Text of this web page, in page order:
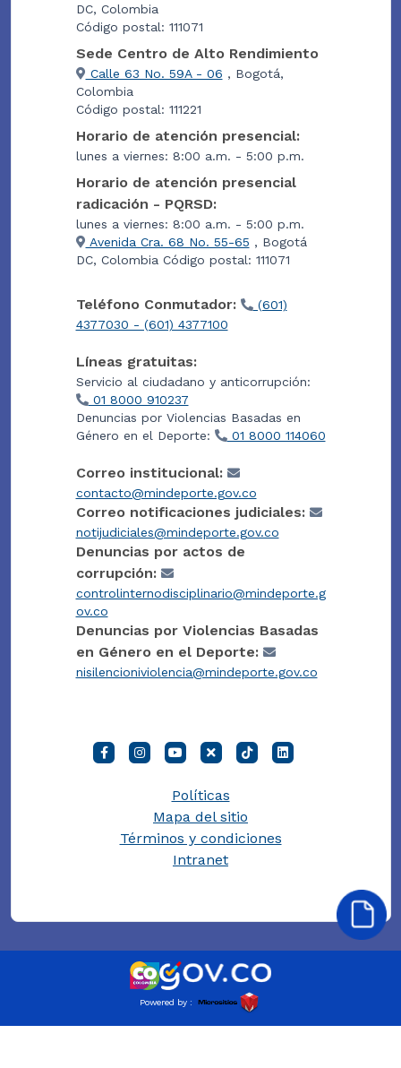
DC, Colombia
Código postal: 111071
Sede Centro de Alto Rendimiento
Calle 63 No. 59A - 06 , Bogotá,
Colombia
Código postal: 111221
Horario de atención presencial:
lunes a viernes: 8:00 a.m. - 5:00 p.m.
Horario de atención presencial
radicación - PQRSD:
lunes a viernes: 8:00 a.m. - 5:00 p.m.
Avenida Cra. 68 No. 55-65 , Bogotá
DC, Colombia Código postal: 111071
Teléfono Conmutador:
(601)
4377030 - (601) 4377100
Líneas gratuitas:
Servicio al ciudadano y anticorrupción:
01 8000 910237
Denuncias por Violencias Basadas en
Género en el Deporte:
01 8000 114060
Correo institucional:
contacto@mindeporte.gov.co
Correo notificaciones judiciales:
notijudiciales@mindeporte.gov.co
Denuncias por actos de
corrupción:
controlinternodisciplinario@mindeporte.g
ov.co
Denuncias por Violencias Basadas
en Género en el Deporte:
nisilencioniviolencia@mindeporte.gov.co
Políticas
Mapa del sitio
Términos y condiciones
Intranet
Powered by :